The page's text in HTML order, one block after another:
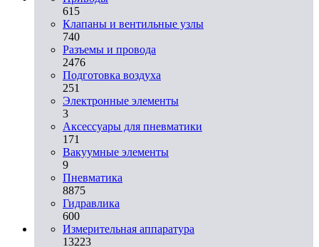
615
Клапаны и вентильные узлы
740
Разъемы и провода
2476
Подготовка воздуха
251
Электронные элементы
3
Аксессуары для пневматики
171
Вакуумные элементы
9
Пневматика
8875
Гидравлика
600
Измерительная аппаратура
13223